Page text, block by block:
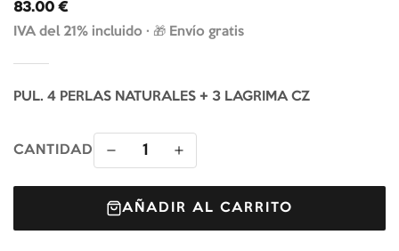
83.00 €
IVA del 21% incluido · 🎁 Envío gratis
PUL. 4 PERLAS NATURALES + 3 LAGRIMA CZ
CANTIDAD 1
AÑADIR AL CARRITO